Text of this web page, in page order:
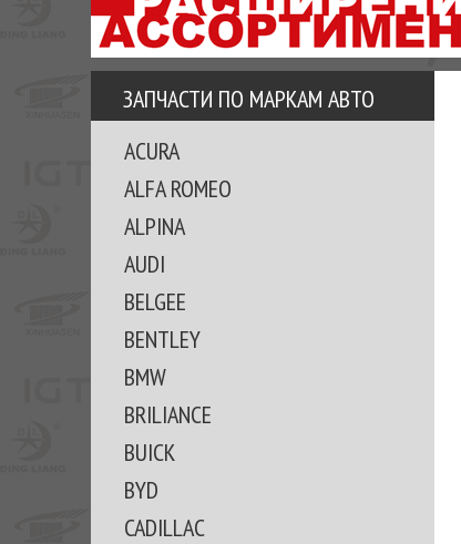
ЗАПЧАСТИ ПО МАРКАМ АВТО
ACURA
ALFA ROMEO
ALPINA
AUDI
BELGEE
BENTLEY
BMW
BRILIANCE
BUICK
BYD
CADILLAC